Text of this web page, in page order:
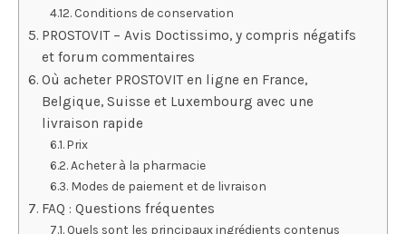
Conditions de conservation
PROSTOVIT – Avis Doctissimo, y compris négatifs
et forum commentaires
Où acheter PROSTOVIT en ligne en France,
Belgique, Suisse et Luxembourg avec une
livraison rapide
Prix
Acheter à la pharmacie
Modes de paiement et de livraison
FAQ : Questions fréquentes
Quels sont les principaux ingrédients contenus